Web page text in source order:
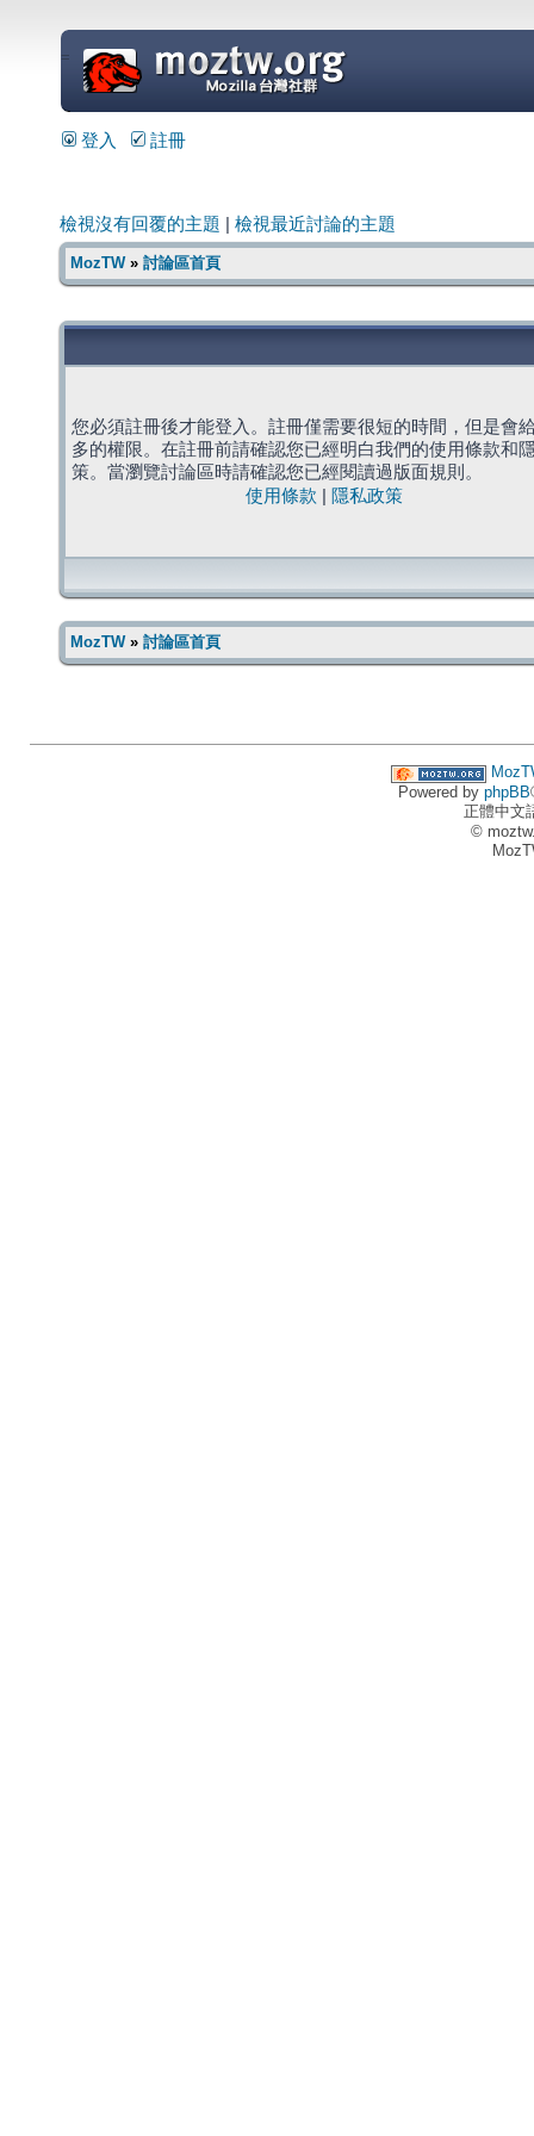
=
登入 註冊
檢視沒有回覆的主題 檢視最近討論的主題
MozTW» 討論區首頁
您必須註冊後才能登入。註冊僅需要很短的時間，但是會
多的權限。在註冊前請確認您已經明白我們的使用條款和
策。當瀏覽討論區時請確認您已經閱讀過版面規則。
使用條款
隱私政策
MozTW» 討論區首頁
Powered by phpBB
正體中文
©